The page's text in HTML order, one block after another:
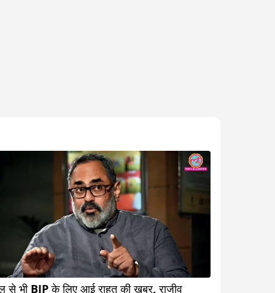
से भी BJP के लिए आई राहत की खबर, राजीव